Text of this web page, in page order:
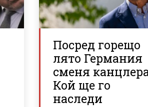
Посред горещо
лято Германия
сменя
Кой ще го
наследи